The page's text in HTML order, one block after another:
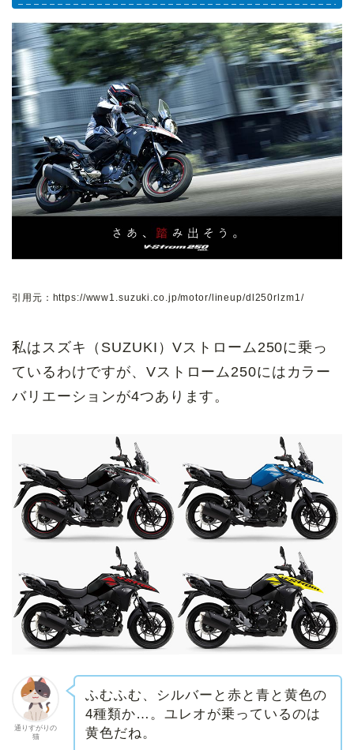
引用元：https://www1.suzuki.co.jp/motor/lineup/dl250rlzm1/
私はスズキ（SUZUKI）Vストローム250に乗っ
ているわけですが、Vストローム250にはカラー
バリエーションが4つあります。
通りすがりの
猫
ふむふむ、シルバーと赤と青と黄色の
4種類か…。ユレオが乗っているのは
黄色だね。